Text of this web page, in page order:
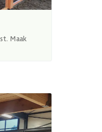
Maak